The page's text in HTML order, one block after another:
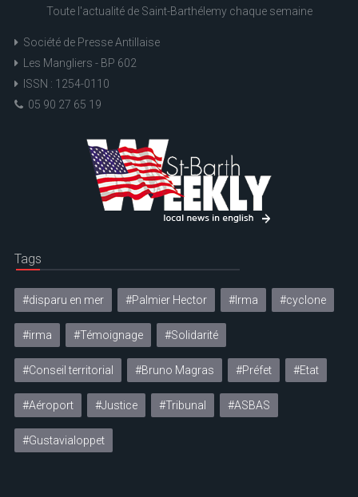
Toute l'actualité de Saint-Barthélemy chaque semaine
Société de Presse Antillaise
Les Mangliers - BP 602
ISSN : 1254-0110
05 90 27 65 19
Tags
#disparu en mer #Palmier Hector #Irma #cyclone
#irma #Témoignage #Solidarité
#Conseil territorial #Bruno Magras #Préfet #Etat
#Aéroport #Justice #Tribunal #ASBAS
#Gustavialoppet